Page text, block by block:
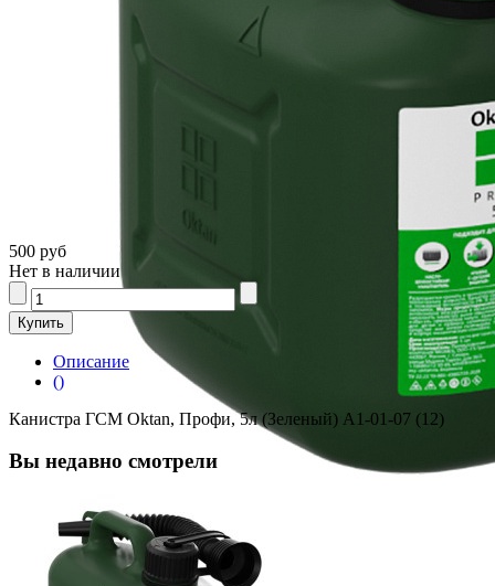
500 руб
Нет в наличии
Описание
()
Канистра ГСМ Oktan, Профи, 5л (Зеленый) А1-01-07 (12)
Вы недавно смотрели